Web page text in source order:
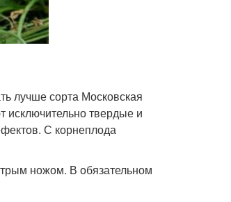
лучше сорта Московская
твердые и
С корнеплода
ножом. В обязательном